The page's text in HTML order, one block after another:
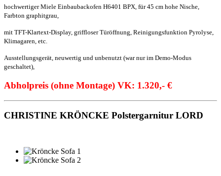
hochwertiger Miele Einbaubackofen H6401 BPX, für45 cm hohe Nische,
Farbton graphitgrau,
mit TFT-Klartext-Display, griffloser Türöffnung, Reinigungsfunktion Pyrolyse,
Klimagaren, etc.
Ausstellungsgerät, neuwertig und unbenutzt (war nur im Demo-Modus
geschaltet),
Abholpreis (ohne Montage) VK: 1.320,- €
CHRISTINE KRÖNCKE Polstergarnitur LORD